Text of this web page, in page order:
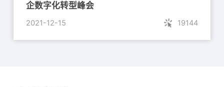
企数字化转型峰会
2021-12-15 19144